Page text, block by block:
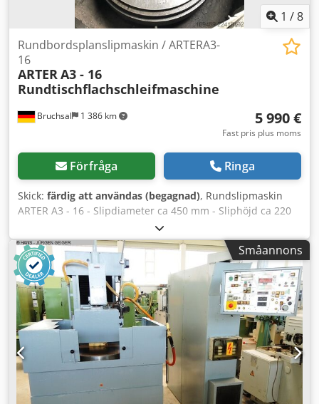
1 /8
Bruchsal 1 386 km
Rundbordsplanslipmaskin / ARTERA3-
16
ARTERA3 - 16
Rundtischflachschleifmaschine
5 990 €
Fast pris plus moms
Förfråga Ringa
Skick: färdig att användas (begagnad), Rundslipmaskin
ARTER A3 - 16 - Slipdiameter ca 450 mm - Sliphöjd ca 220
mm - Arbetsstyckets vikt ca 250 kg - Automatisk matning -
Kylmedelsanläggning Dedpfx Ajzpfz Ajb Uekr - Maskinkåpa
- Arbetsbelysning Mått: L x B x H 2,5 x 1,5 x 1,7 meter / Vikt
ca 3500 kg Med reservation för fel och slarvfel.
Småannons